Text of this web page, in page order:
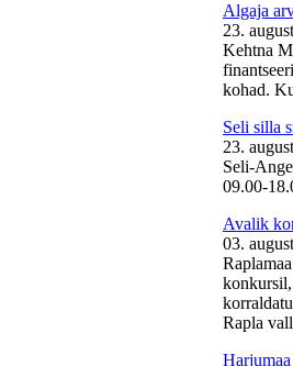
Algaja
23.
Kehtna
kohad.
Seli silla
23.
Seli-
09.00-
Avalik
03.
Rapla